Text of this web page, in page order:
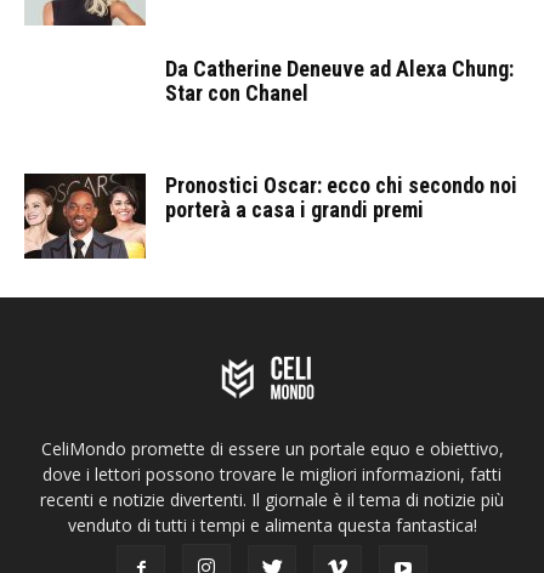
Da Catherine Deneuve ad Alexa Chung:
Star con Chanel
Pronostici Oscar: ecco chi secondo noi
porterà a casa i grandi premi
CeliMondo promette di essere un portale equo e obiettivo,
dove i lettori possono trovare le migliori informazioni, fatti
recenti e notizie divertenti. Il giornale è il tema di notizie più
venduto di tutti i tempi e alimenta questa fantastica!